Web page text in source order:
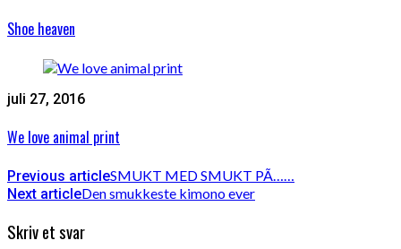
Shoe heaven
juli 27, 2016
We love animal print
Previous articleSMUKT MED SMUKT PÃ……
Next articleDen smukkeste kimono ever
Skriv et svar